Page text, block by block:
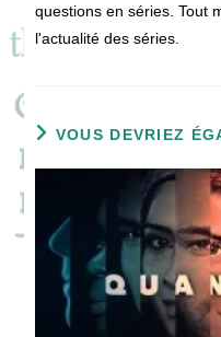
questions en séries. Tout
l'actualité des séries.
VOUS DEVRIEZ